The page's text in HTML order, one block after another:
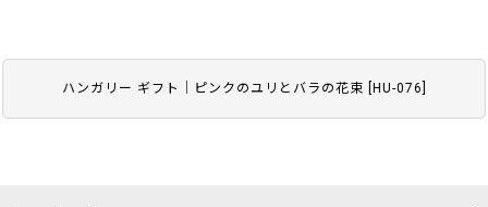
ハンガリー ギフト｜ピンクのユリとバラの花束 HU-076